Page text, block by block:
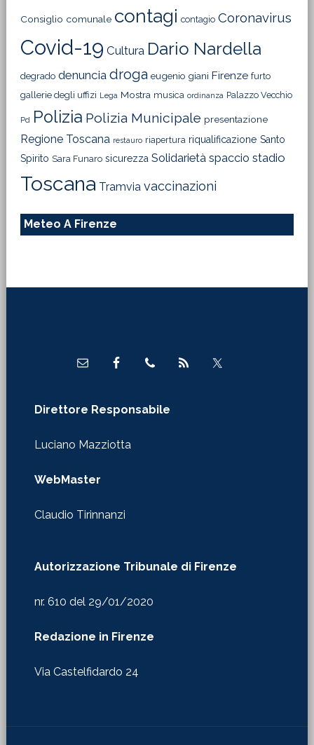
Consiglio comunale contagi contagio Coronavirus
Covid-19 Cultura Dario Nardella
degrado denuncia droga eugenio giani Firenze furto
gallerie degli uffizi Lega Mostra musica ordinanza Palazzo Vecchio
Pd Polizia Polizia Municipale presentazione
Regione Toscana restauro riapertura riqualificazione Santo
Spirito Sara Funaro sicurezza Solidarietà spaccio stadio
Toscana Tramvia vaccinazioni
Meteo A Firenze
Direttore Responsabile
Luciano Mazziotta
WebMaster
Claudio Tirinnanzi
Autorizzazione Tribunale di Firenze
nr. 610 del 29/01/2020
Redazione in Firenze
Via Castelfidardo 24